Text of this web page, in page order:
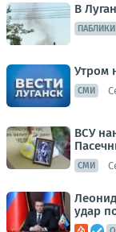
В
ПАБЛИКИ
Утром
СМИ
ВСУ
СМИ
удар